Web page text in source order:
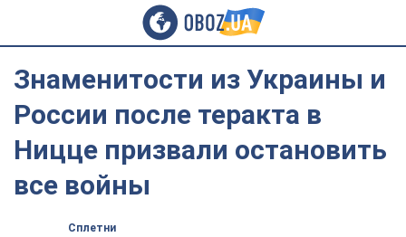
Знаменитости из Украины и
России после теракта в
Ницце призвали остановить
все войны
Сплетни